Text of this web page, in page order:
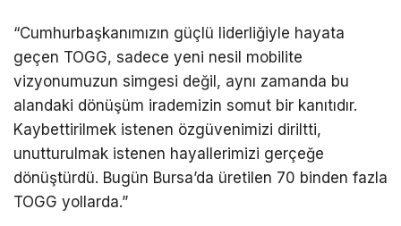
“Cumhurbaşkanımızın güçlü liderliğiyle hayata
geçen TOGG, sadece yeni nesil mobilite
vizyonumuzun simgesi değil, aynı zamanda bu
alandaki dönüşüm irademizin somut bir kanıtıdır.
Kaybettirilmek istenen özgüvenimizi diriltti,
unutturulmak istenen hayallerimizi gerçeğe
dönüştürdü. Bugün Bursa’da üretilen 70 binden fazla
TOGG yollarda.”